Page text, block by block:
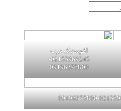
اکوستیک درب
02155969245-
09196375800